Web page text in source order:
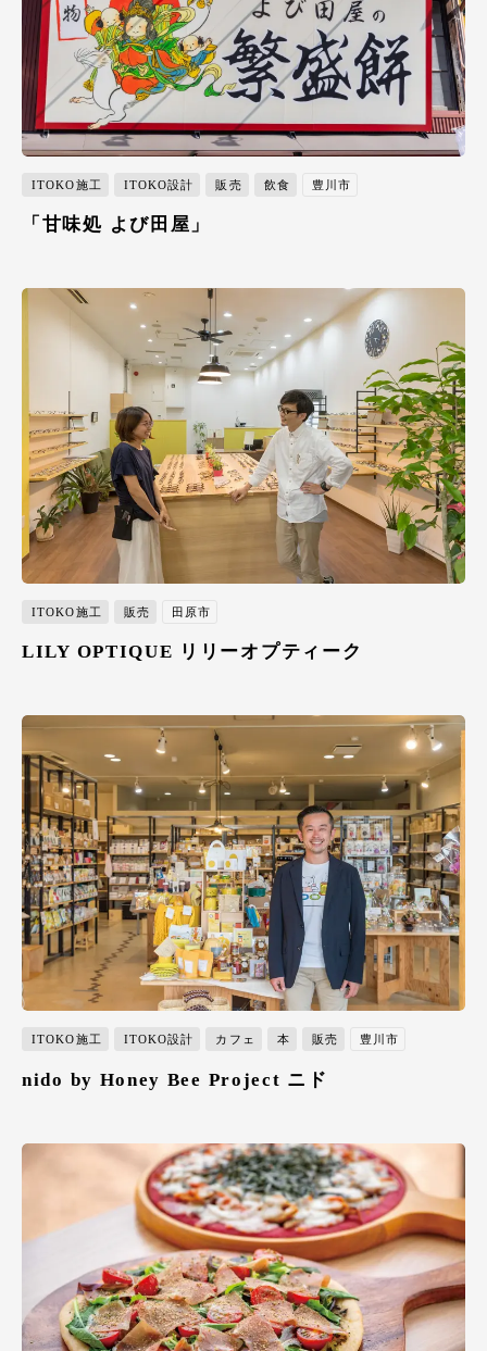
ITOKO施工 ITOKO設計 販売 飲食 豊川市
「甘味処 よび田屋」
ITOKO施工 販売 田原市
LILY OPTIQUE リリーオプティーク
ITOKO施工 ITOKO設計 カフェ 本 販売 豊川市
nido by Honey Bee Project ニド